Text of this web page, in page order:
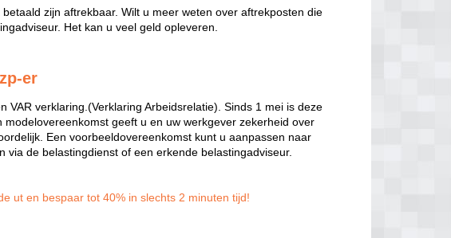
zijn aftrekbaar. Wilt u meer weten over aftrekposten die
Het kan u veel geld opleveren.
er
VAR verklaring.(Verklaring Arbeidsrelatie). Sinds 1 mei is deze
geeft u en uw werkgever zekerheid over
Een voorbeeldovereenkomst kunt u aanpassen naar
via de belastingdienst of een erkende belastingadviseur.
ut en bespaar tot 40% in slechts 2 minuten tijd!